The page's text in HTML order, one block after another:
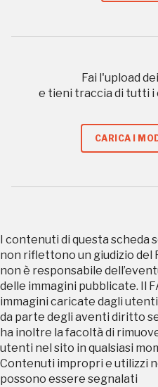
Fai l'upload
e tieni traccia di tutti
CARICA I
I contenuti di questa
non riflettono un giudizio del
non è responsabile
delle immagini pubblicate. Il
immagini caricate dagli
da parte degli aventi diritto
ha inoltre la facoltà di
utenti nel sito in qualsiasi
Contenuti impropri e utilizzi
possono essere segnalati
Registrati
a quelle inerenti i
Regalati 365 giorni di
più bella,
Scopri tutte le